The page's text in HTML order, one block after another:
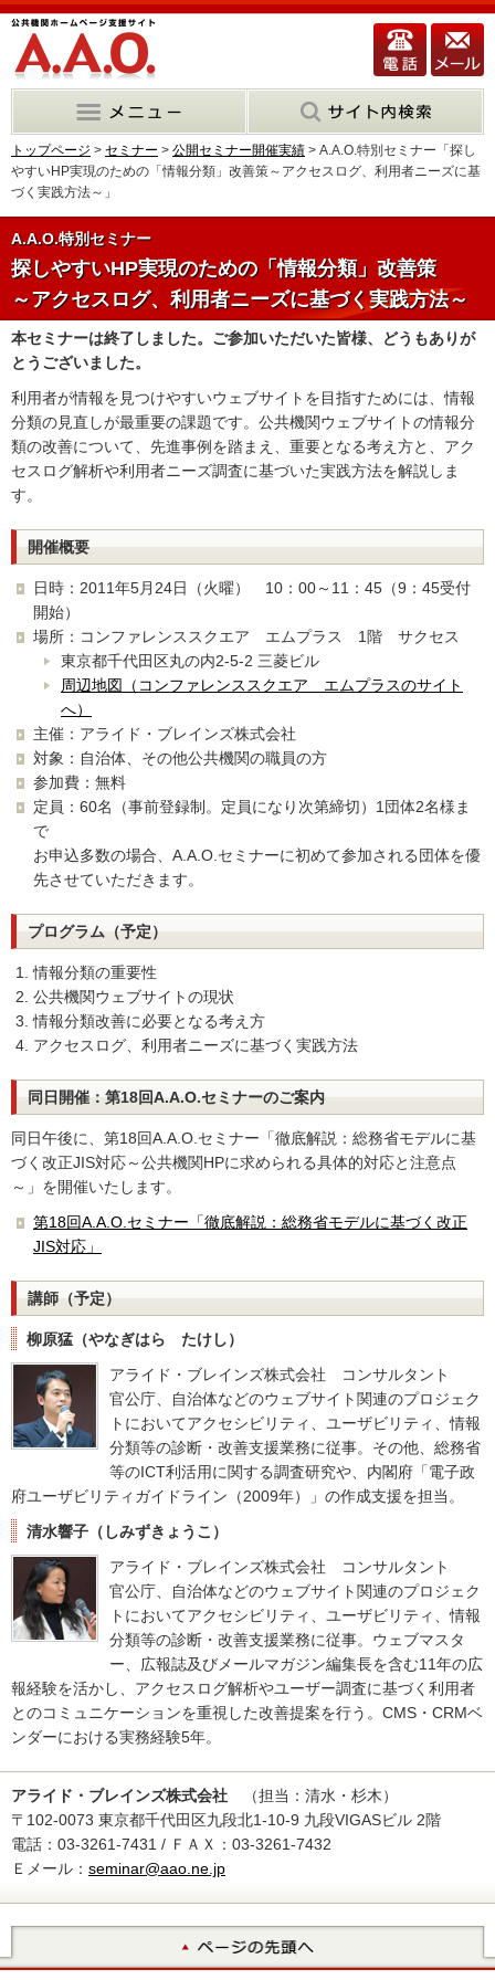
トップページ > セミナー > 公開セミナー開催実績 > A.A.O.特別セミナー「探し
やすいHP実現のための「情報分類」改善策～アクセスログ、利用者ニーズに基
づく実践方法～」
A.A.O.特別セミナー
探しやすいHP実現のための「情報分類」改善策
～アクセスログ、利用者ニーズに基づく実践方法～
本セミナーは終了しました。ご参加いただいた皆様、どうもありが
とうございました。
利用者が情報を見つけやすいウェブサイトを目指すためには、情報
分類の見直しが最重要の課題です。公共機関ウェブサイトの情報分
類の改善について、先進事例を踏まえ、重要となる考え方と、アク
セスログ解析や利用者ニーズ調査に基づいた実践方法を解説しま
す。
開催概要
日時：2011年5月24日（火曜） 10：00～11：45（9：45受付
開始）
場所：コンファレンススクエア エムプラス 1階 サクセス
東京都千代田区丸の内2-5-2 三菱ビル
周辺地図（コンファレンススクエア エムプラスのサイト
へ）
主催：アライド・ブレインズ株式会社
対象：自治体、その他公共機関の職員の方
参加費：無料
定員：60名（事前登録制。定員になり次第締切）1団体2名様ま
で
お申込多数の場合、A.A.O.セミナーに初めて参加される団体を優
先させていただきます。
プログラム（予定）
情報分類の重要性
公共機関ウェブサイトの現状
情報分類改善に必要となる考え方
アクセスログ、利用者ニーズに基づく実践方法
同日開催：第18回A.A.O.セミナーのご案内
同日午後に、第18回A.A.O.セミナー「徹底解説：総務省モデルに基
づく改正JIS対応～公共機関HPに求められる具体的対応と注意点
～」を開催いたします。
第18回A.A.O.セミナー「徹底解説：総務省モデルに基づく改正
JIS対応」
講師（予定）
柳原猛（やなぎはら たけし）
アライド・ブレインズ株式会社 コンサルタント
官公庁、自治体などのウェブサイト関連のプロジェク
トにおいてアクセシビリティ、ユーザビリティ、情報
分類等の診断・改善支援業務に従事。その他、総務省
等のICT利活用に関する調査研究や、内閣府「電子政
府ユーザビリティガイドライン（2009年）」の作成支援を担当。
清水響子（しみずきょうこ）
アライド・ブレインズ株式会社 コンサルタント
官公庁、自治体などのウェブサイト関連のプロジェク
トにおいてアクセシビリティ、ユーザビリティ、情報
分類等の診断・改善支援業務に従事。ウェブマスタ
ー、広報誌及びメールマガジン編集長を含む11年の広
報経験を活かし、アクセスログ解析やユーザー調査に基づく利用者
とのコミュニケーションを重視した改善提案を行う。CMS・CRMベ
ンダーにおける実務経験5年。
アライド・ブレインズ株式会社 （担当：清水・杉木）
〒102-0073 東京都千代田区九段北1-10-9 九段VIGASビル 2階
電話：03-3261-7431 / ＦＡＸ：03-3261-7432
Ｅメール： seminar@aao.ne.jp